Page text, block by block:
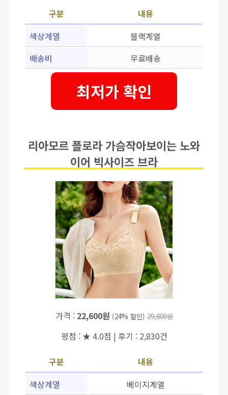
구분
내용
색상계열
블랙계열
배송비
무료배송
최저가 확인
리아모르 플로라 가슴작아보이는 노와
이어 빅사이즈 브라
가격 : 22,600원 (24% 할인) 29,800원
평점 : ★ 4.0점 | 후기 : 2,830건
구분
내용
색상계열
베이지계열